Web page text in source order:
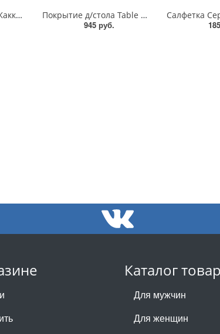
Скатерть "Карвен" Жаккард с гипюром 160*300/М 610-6/М 611-5/М 621-5
Покрытие д/стола Table Mat Мрамор 100 см/цена 1 метр
945 руб.
Каталог
Для мужчин
Для женщин